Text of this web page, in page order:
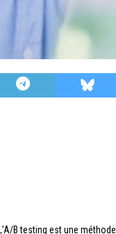
B testing est une